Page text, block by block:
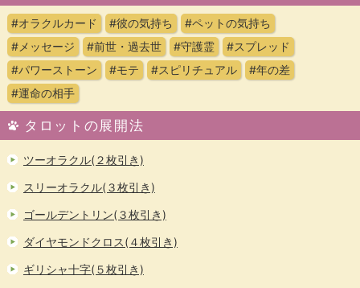
#オラクルカード #彼の気持ち
#ペットの気持ち
#メッセージ
#前世・過去世 #守護霊
#スプレッド
#パワーストーン
#モテ #スピリチュアル
#年の差
#運命の相手
タロットの展開法
ツーオラクル(２枚引き)
スリーオラクル(３枚引き)
ゴールデントリン(３枚引き)
ダイヤモンドクロス(４枚引き)
ギリシャ十字(５枚引き)